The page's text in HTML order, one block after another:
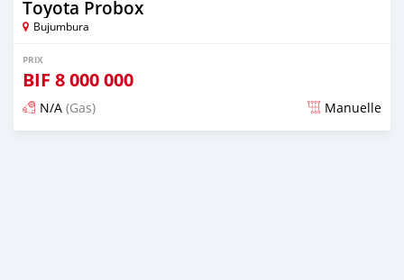
Toyota Probox
Bujumbura
PRIX
BIF 8 000 000
N/A (Gas) Manuelle